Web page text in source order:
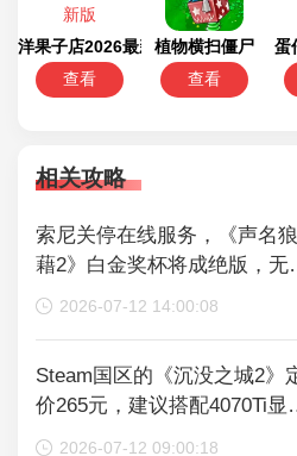
洋果子店2026最新版
查看
植物横扫僵尸
查看
蛋
相关攻略
索尼关停在线服务，《声名狼
藉2》白金奖杯将成绝版，无
再获取
2026-07-12 14:00:08
Steam国区的《沉没之城2》
价265元，建议搭配4070Ti显
以获得较好体验
2026-07-12 09:00:18